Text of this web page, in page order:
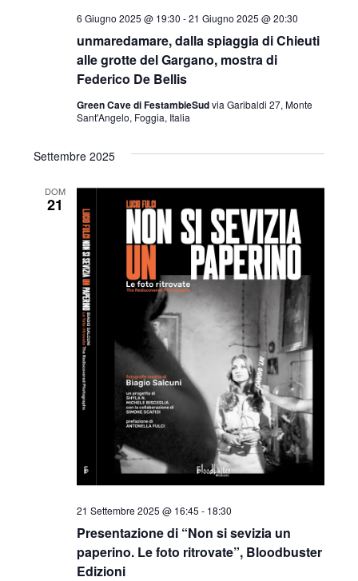
unmaredamare, dalla spiaggia di Chieuti
alle grotte del Gargano, mostra di
Federico De Bellis
6 Giugno 2025 @ 19:30 -21 Giugno 2025 @ 20:30
Green Cave di FestambieSudvia Garibaldi 27, Monte
Sant'Angelo, Foggia, Italia
Settembre 2025
DOM
21
Presentazione di “Non si sevizia un
paperino. Le foto ritrovate”, Bloodbuster
Edizioni
21 Settembre 2025 @ 16:45 - 18:30